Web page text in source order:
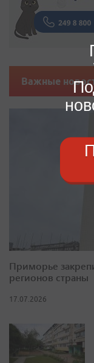
Важные
Приморье
регионов страны
17.07.2026